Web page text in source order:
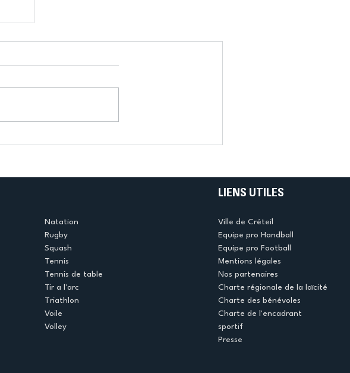
Natation
Rugby
Squash
Tennis
Tennis de table
Tir a l'arc
Triathlon
Voile
Volley
LIENS UTILES
Ville de Créteil
Equipe pro Handball
Equipe pro Football
Mentions légales
Nos partenaires
Charte régionale de la laïcité
Charte des bénévoles
Charte de l'encadrant
sportif
Presse